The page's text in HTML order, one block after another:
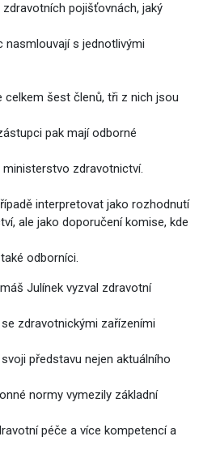
pojišťovnách, jaký
nasmlouvají s jednotlivými
celkem šest členů, tři z nich jsou
pak mají odborné
zdravotnictví.
interpretovat jako rozhodnutí
ale jako doporučení komise, kde
odborníci.
Julínek vyzval zdravotní
zdravotnickými zařízeními
představu nejen aktuálního
normy vymezily základní
péče a více kompetencí a